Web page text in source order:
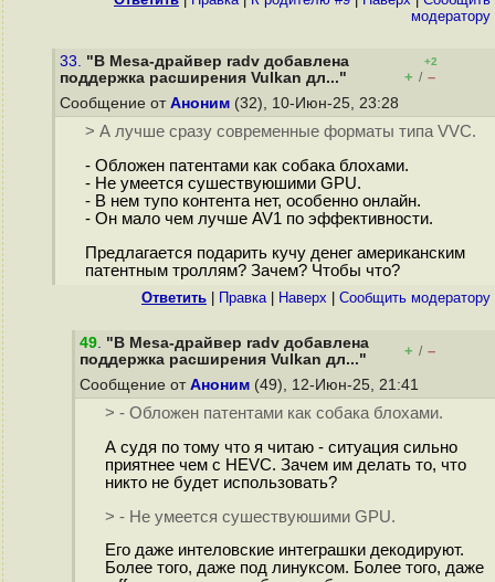
модератору
33. "В Mesa-драйвер radv добавлена
поддержка расширения Vulkan дл..."
+2
+ / –
Сообщение от Аноним (32), 10-Июн-25, 23:28
> А лучше сразу современные форматы типа VVC.
- Обложен патентами как собака блохами.
- Не умеется сушествуюшими GPU.
- В нем тупо контента нет, особенно онлайн.
- Он мало чем лучше AV1 по эффективности.
Предлагается подарить кучу денег американским
патентным троллям? Зачем? Чтобы что?
Ответить Правка| Наверх Cообщить модератору
49. "В Mesa-драйвер radv добавлена
поддержка расширения Vulkan дл..."
+ / –
Сообщение от Аноним (49), 12-Июн-25, 21:41
> - Обложен патентами как собака блохами.
А судя по тому что я читаю - ситуация сильно
приятнее чем с HEVC. Зачем им делать то, что
никто не будет использовать?
> - Не умеется сушествуюшими GPU.
Его даже интеловские интеграшки декодируют.
Более того, даже под линуксом. Более того, даже